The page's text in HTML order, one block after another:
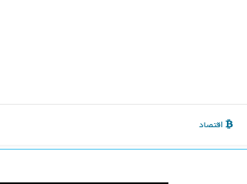
اقتصاد